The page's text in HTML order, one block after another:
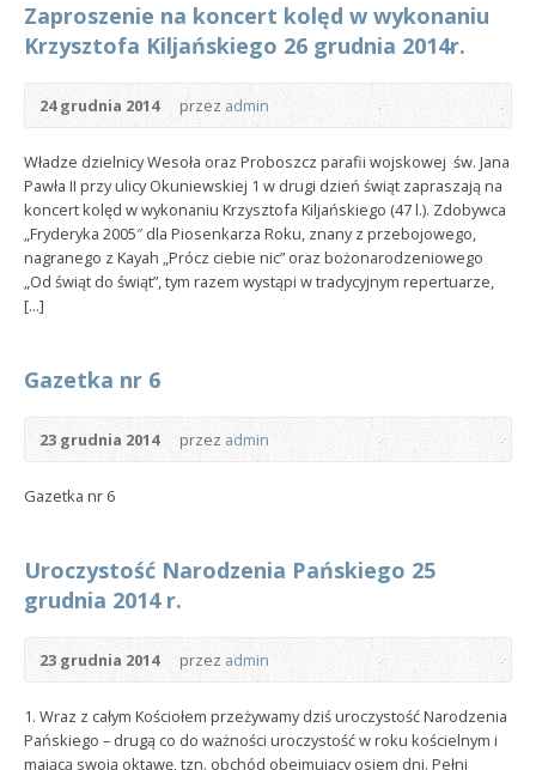
Zaproszenie na koncert kolęd w wykonaniu
Krzysztofa Kiljańskiego 26 grudnia 2014r.
24 grudnia 2014 przez admin
Władze dzielnicy Wesoła oraz Proboszcz parafii wojskowej św. Jana
Pawła II przy ulicy Okuniewskiej 1 w drugi dzień świąt zapraszają na
koncert kolęd w wykonaniu Krzysztofa Kiljańskiego (47 l.). Zdobywca
„Fryderyka 2005″ dla Piosenkarza Roku, znany z przebojowego,
nagranego z Kayah „Prócz ciebie nic” oraz bożonarodzeniowego
„Od świąt do świąt”, tym razem wystąpi w tradycyjnym repertuarze,
[...]
Gazetka nr 6
23 grudnia 2014 przez admin
Gazetka nr 6
Uroczystość Narodzenia Pańskiego 25
grudnia 2014 r.
23 grudnia 2014 przez admin
1. Wraz z całym Kościołem przeżywamy dziś uroczystość Narodzenia
Pańskiego – drugą co do ważności uroczystość w roku kościelnym i
mającą swoją oktawę, tzn. obchód obejmujący osiem dni. Pełni